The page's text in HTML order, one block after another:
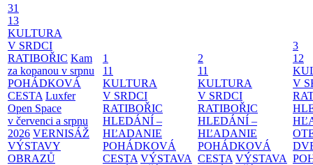
31
13
KULTURA
V SRDCI
RATIBOŘIC Kam
za kopanou v srpnu
POHÁDKOVÁ
CESTA Luxfer
Open Space
v červenci a srpnu
2026 VERNISÁŽ
VÝSTAVY
OBRAZŮ
1
11
KULTURA
V SRDCI
RATIBOŘIC
HLEDÁNÍ –
HĽADANIE
POHÁDKOVÁ
CESTA VÝSTAVA
2
11
KULTURA
V SRDCI
RATIBOŘIC
HLEDÁNÍ –
HĽADANIE
POHÁDKOVÁ
CESTA VÝSTAVA
3
12
V